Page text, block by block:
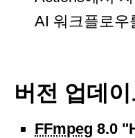
AI 워크플로우
버전 업데
FFmpeg 8.0